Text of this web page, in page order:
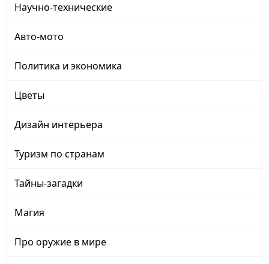
Научно-технические
Авто-мото
Политика и экономика
Цветы
Дизайн интерьера
Туризм по странам
Тайны-загадки
Магия
Про оружие в мире